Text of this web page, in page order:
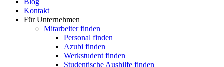
Blog
Kontakt
Für Unternehmen
Mitarbeiter finden
Personal finden
Azubi finden
Werkstudent finden
Studentische Aushilfe finden